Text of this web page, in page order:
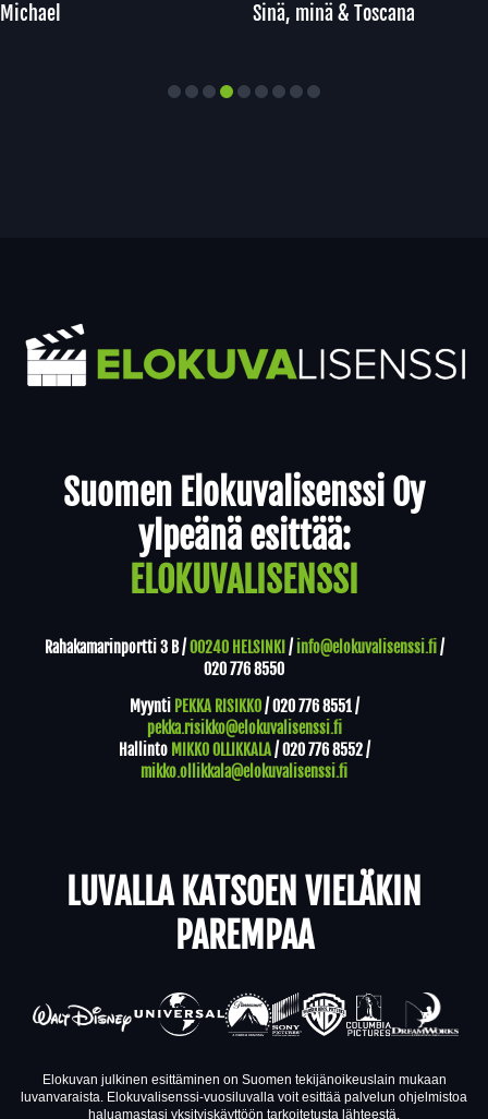
Michael Sinä, minä & Toscana
Suomen Elokuvalisenssi Oy
ylpeänä esittää:
ELOKUVALISENSSI
Rahakamarinportti 3 B /00240 HELSINKI / info@elokuvalisenssi.fi/
020 776 8550
Myynti PEKKA RISIKKO/020 776 8551/
pekka.risikko@elokuvalisenssi.fi
Hallinto MIKKO OLLIKKALA/020 776 8552/
mikko.ollikkala@elokuvalisenssi.fi
LUVALLA KATSOEN VIELÄKIN
PAREMPAA
Elokuvan julkinen esittäminen on Suomen tekijänoikeuslain mukaan
luvanvaraista. Elokuvalisenssi-vuosiluvalla voit esittää palvelun ohjelmistoa
haluamastasi yksityiskäyttöön tarkoitetusta lähteestä.